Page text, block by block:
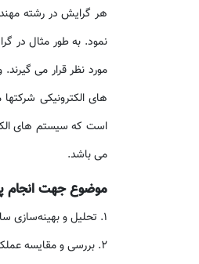
هر گرایش در رشته
نمود. به طور مثال در
مورد نظر قرار می
های الکترونیکی
است که سیستم های
می باشد.
موضوع جهت انجام
1. تحلیل و بهینه‌سازی سامانه‌های انرژی تجدیدپذیر
2. بررسی و مقایسه عملکرد سامانه‌های انتقال برق هوشمند